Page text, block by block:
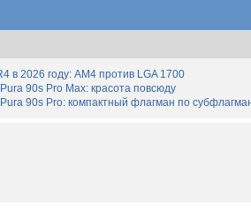
в 2026 году: AM4 против LGA 1700
90s Pro Max: красота повсюду
90s Pro: компактный флагман по